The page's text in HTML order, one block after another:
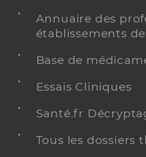
Annuaire des
établissements
Base de
Essais Cliniques
Santé.fr
Tous les dossiers